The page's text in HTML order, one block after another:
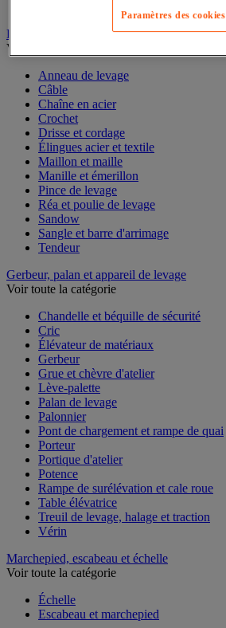
Élingue et accessoires de levage
Voir toute la catégorie
Anneau de levage
Câble
Chaîne en acier
Crochet
Drisse et cordage
Élingues acier et textile
Maillon et maille
Manille et émerillon
Pince de levage
Réa et poulie de levage
Sandow
Sangle et barre d'arrimage
Tendeur
Gerbeur, palan et appareil de levage
Voir toute la catégorie
Chandelle et béquille de sécurité
Cric
Élévateur de matériaux
Gerbeur
Grue et chèvre d'atelier
Lève-palette
Palan de levage
Palonnier
Pont de chargement et rampe de quai
Porteur
Portique d'atelier
Potence
Rampe de surélévation et cale roue
Table élévatrice
Treuil de levage, halage et traction
Vérin
Marchepied, escabeau et échelle
Voir toute la catégorie
Échelle
Escabeau et marchepied
Paramètres des cookies